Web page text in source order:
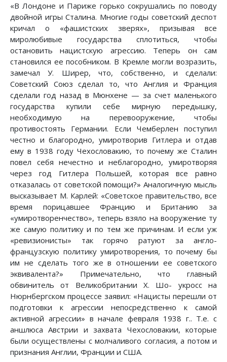
«В Лондоне и Париже горько сокрушались по поводу
двойной игры Сталина. Многие годы советский деспот
кричал о «фашистских зверях», призывая все
миролюбивые государства сплотиться, чтобы
остановить нацистскую агрессию. Теперь он сам
становился ее пособником. В Кремле могли возразить,
замечал У. Ширер, что, собственно, и сделали:
Советский Союз сделал то, что Англия и Франция
сделали год назад в Мюнхене — за счет маленького
государства купили себе мирную передышку,
необходимую на перевооружение, чтобы
противостоять Германии. Если Чемберлен поступил
честно и благородно, умиротворив Гитлера и отдав
ему в 1938 году Чехословакию, то почему же Сталин
повел себя нечестно и неблагородно, умиротворяя
через год Гитлера Польшей, которая все равно
отказалась от советской помощи?» Аналогичную мысль
высказывает М. Карлей: «Советское правительство, все
время порицавшее Францию и Британию за
«умиротворенчество», теперь взяло на вооружение ту
же самую политику и по тем же причинам. И если уж
«ревизионисты» так горячо ратуют за англо-
французскую политику умиротворения, то почему бы
им не сделать того же в отношении ее советского
эквивалента?» Примечательно, что главный
обвинитель от Великобритании X. Шо- укросс на
Нюрнбергском процессе заявил: «Нацисты перешли от
подготовки к агрессии непосредственно к самой
активной агрессии» в начале февраля 1938 г.. Т.е. с
аншлюса Австрии и захвата Чехословакии, которые
были осуществлены с молчаливого согласия, а потом и
признания Англии, Франции и США.